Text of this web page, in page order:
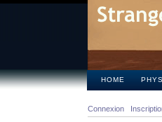
HOME
Connexion